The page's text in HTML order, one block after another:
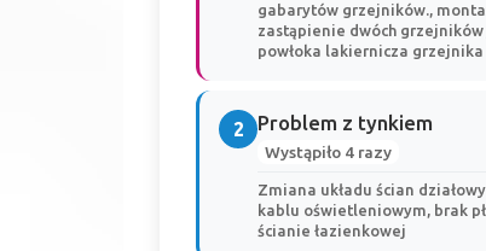
gabarytów grzejników.,
zastąpienie dwóch
powłoka lakiernicza grzejnika
2 Problem z tynkiem
Wystąpiło 4 razy
Zmiana układu ścian
kablu oświetleniowym, brak
ścianie łazienkowej